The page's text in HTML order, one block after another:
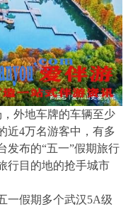
外地车牌的车辆至少
近4万名游客中，有多
发布的“五一”假期旅行
行目的地的抢手城市
一假期多个武汉5A级